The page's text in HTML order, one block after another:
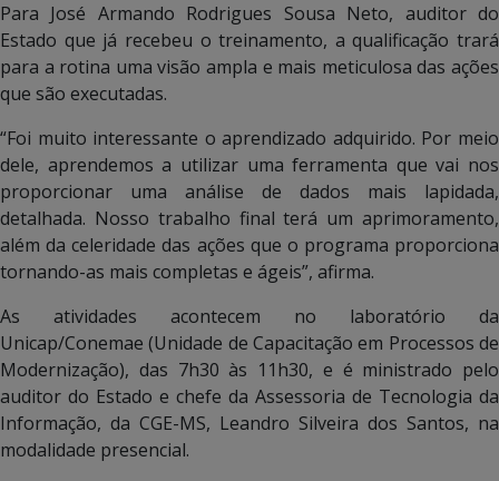
Para José Armando Rodrigues Sousa Neto, auditor do
Estado que já recebeu o treinamento, a qualificação trará
para a rotina uma visão ampla e mais meticulosa das ações
que são executadas.
“Foi muito interessante o aprendizado adquirido. Por meio
dele, aprendemos a utilizar uma ferramenta que vai nos
proporcionar uma análise de dados mais lapidada,
detalhada. Nosso trabalho final terá um aprimoramento,
além da celeridade das ações que o programa proporciona
tornando-as mais completas e ágeis”, afirma.
As atividades acontecem no laboratório da
Unicap/Conemae (Unidade de Capacitação em Processos de
Modernização), das 7h30 às 11h30, e é ministrado pelo
auditor do Estado e chefe da Assessoria de Tecnologia da
Informação, da CGE-MS, Leandro Silveira dos Santos, na
modalidade presencial.